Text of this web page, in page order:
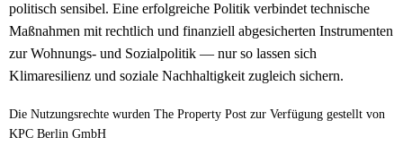
politisch sensibel. Eine erfolgreiche Politik verbindet technische
Maßnahmen mit rechtlich und finanziell abgesicherten Instrumenten
zur Wohnungs- und Sozialpolitik — nur so lassen sich
Klimaresilienz und soziale Nachhaltigkeit zugleich sichern.
Die Nutzungsrechte wurden The Property Post zur Verfügung gestellt von
KPC Berlin GmbH